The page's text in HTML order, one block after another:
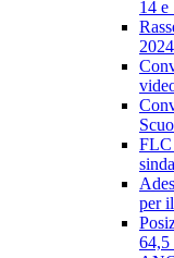
14 e
2024
FLC
per
64,5